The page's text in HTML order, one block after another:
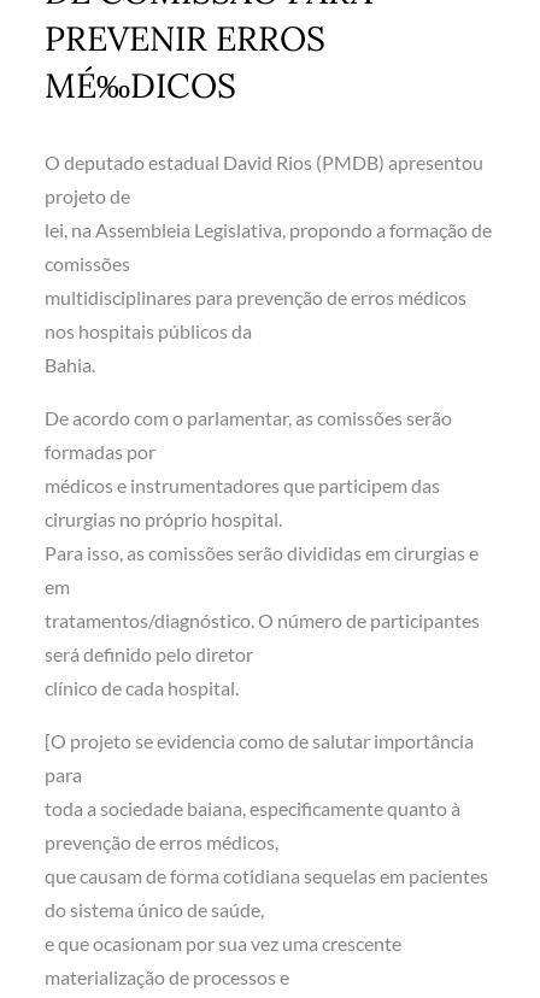
PREVENIR ERROS
MÉ‰DICOS
O deputado estadual David Rios (PMDB) apresentou
projeto de
lei, na Assembleia Legislativa, propondo a formação de
comissões
multidisciplinares para prevenção de erros médicos
nos hospitais públicos da
Bahia.
De acordo com o parlamentar, as comissões serão
formadas por
médicos e instrumentadores que participem das
cirurgias no próprio hospital.
Para isso, as comissões serão divididas em cirurgias e
em
tratamentos/diagnóstico. O número de participantes
será definido pelo diretor
clínico de cada hospital.
[O projeto se evidencia como de salutar importância
para
toda a sociedade baiana, especificamente quanto à
prevenção de erros médicos,
que causam de forma cotidiana sequelas em pacientes
do sistema único de saúde,
e que ocasionam por sua vez uma crescente
materialização de processos e